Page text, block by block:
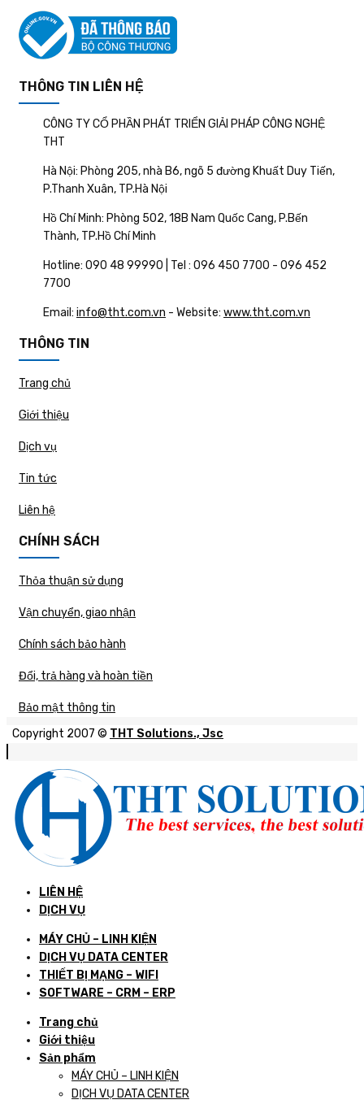
THÔNG TIN LIÊN HỆ
CÔNG TY CỔ PHẦN PHÁT TRIỂN GIẢI PHÁP CÔNG NGHỆ
THT
Hà Nội: Phòng 205, nhà B6, ngõ 5 đường Khuất Duy Tiến,
P.Thanh Xuân, TP.Hà Nội
Hồ Chí Minh: Phòng 502, 18B Nam Quốc Cang, P.Bến
Thành, TP.Hồ Chí Minh
Hotline: 090 48 99990 | Tel : 096 450 7700 - 096 452
7700
Email: info@tht.com.vn - Website: www.tht.com.vn
THÔNG TIN
Trang chủ
Giới thiệu
Dịch vụ
Tin tức
Liên hệ
CHÍNH SÁCH
Thỏa thuận sử dụng
Vận chuyển, giao nhận
Chính sách bảo hành
Đổi, trả hàng và hoàn tiền
Bảo mật thông tin
Copyright 2007 © THT Solutions., Jsc
LIÊN HỆ
DỊCH VỤ
MÁY CHỦ – LINH KIỆN
DỊCH VỤ DATA CENTER
THIẾT BỊ MẠNG – WIFI
SOFTWARE – CRM – ERP
Trang chủ
Giới thiệu
Sản phẩm
MÁY CHỦ – LINH KIỆN
DỊCH VỤ DATA CENTER